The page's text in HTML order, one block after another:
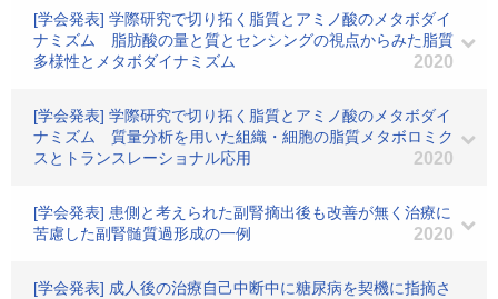
[学会発表] 学際研究で切り拓く脂質とアミノ酸のメタボダイ
ナミズム 脂肪酸の量と質とセンシングの視点からみた脂質
多様性とメタボダイナミズム
2020
[学会発表] 学際研究で切り拓く脂質とアミノ酸のメタボダイ
ナミズム 質量分析を用いた組織・細胞の脂質メタボロミク
スとトランスレーショナル応用
2020
[学会発表] 患側と考えられた副腎摘出後も改善が無く治療に
苦慮した副腎髄質過形成の一例
2020
[学会発表] 成人後の治療自己中断中に糖尿病を契機に指摘さ